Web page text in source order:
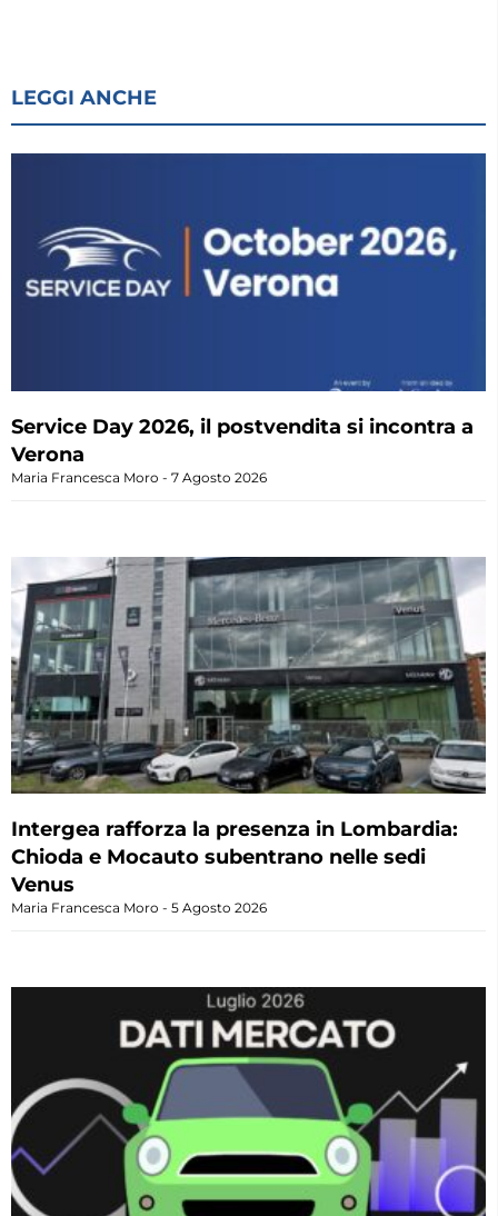
LEGGI ANCHE
Service Day 2026, il postvendita si incontra a
Verona
Maria Francesca Moro 7 Agosto 2026
Intergea rafforza la presenza in Lombardia:
Chioda e Mocauto subentrano nelle sedi
Venus
Maria Francesca Moro 5 Agosto 2026